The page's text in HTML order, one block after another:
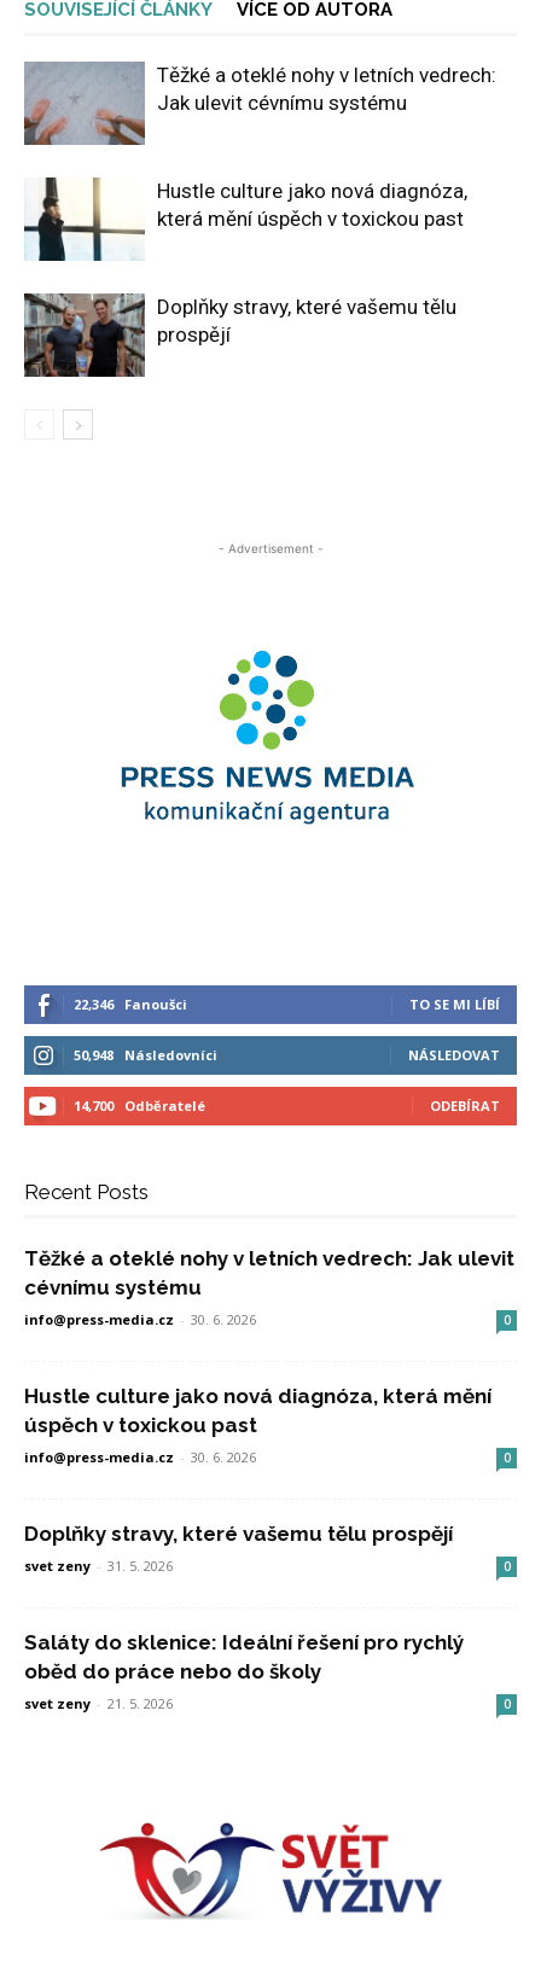
SOUVISEJÍCÍ ČLÁNKY VÍCE OD AUTORA
Těžké a oteklé nohy v letních vedrech:
Jak ulevit cévnímu systému
Hustle culture jako nová diagnóza,
která mění úspěch v toxickou past
Doplňky stravy, které vašemu tělu
prospějí
- Advertisement -
22,346 Fanoušci TO SE MI LÍBÍ
50,948 Následovníci NÁSLEDOVAT
14,700 Odběratelé ODEBÍRAT
Recent Posts
Těžké a oteklé nohy v letních vedrech: Jak ulevit
cévnímu systému
info@press-media.cz - 30. 6. 2026 0
Hustle culture jako nová diagnóza, která mění
úspěch v toxickou past
info@press-media.cz - 30. 6. 2026 0
Doplňky stravy, které vašemu tělu prospějí
svet zeny - 31. 5. 2026 0
Saláty do sklenice: Ideální řešení pro rychlý
oběd do práce nebo do školy
svet zeny - 21. 5. 2026 0